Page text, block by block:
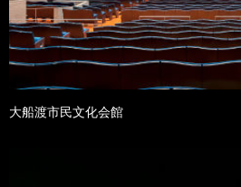
大船渡市民文化会館